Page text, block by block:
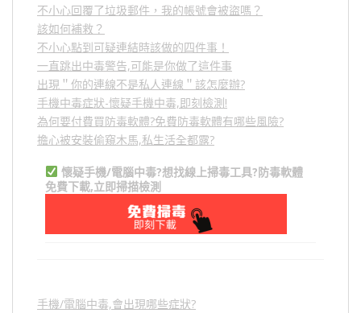
不小心回覆了垃圾郵件，我的帳號會被盜嗎？
該如何補救？
不小心點到可疑連結時該做的四件事！
一直跳出中毒警告,可能是你做了這件事
出現＂你的連線不是私人連線＂該怎麼辦?
手機中毒症狀-懷疑手機中毒,即刻檢測!
為何要付費買防毒軟體?免費防毒軟體有哪些風險?
擔心被安裝偷窺木馬,私生活全都露?
懷疑手機/電腦中毒?想找線上掃毒工具?防毒軟體
免費下載,立即掃描檢測
手機/電腦中毒,會出現哪些症狀?